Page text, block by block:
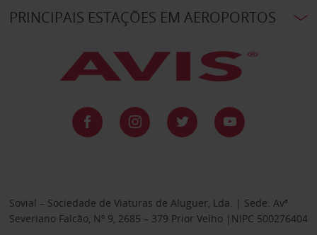
PRINCIPAIS ESTAÇÕES EM AEROPORTOS
Sovial – Sociedade de Viaturas de Aluguer, Lda. | Sede: Avª
Severiano Falcão, Nº 9, 2685 – 379 Prior Velho |NIPC 500276404